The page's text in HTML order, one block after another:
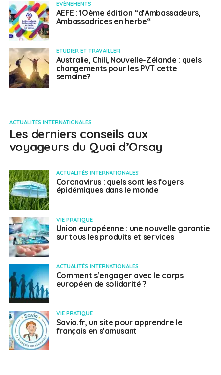
EVÈNEMENTS
AEFE : 1Oème édition “d’Ambassadeurs,
Ambassadrices en herbe“
ETUDIER ET TRAVAILLER
Australie, Chili, Nouvelle-Zélande : quels
changements pour les PVT cette
semaine?
ACTUALITÉS INTERNATIONALES
Les derniers conseils aux
voyageurs du Quai d’Orsay
ACTUALITÉS INTERNATIONALES
Coronavirus : quels sont les foyers
épidémiques dans le monde
VIE PRATIQUE
Union européenne : une nouvelle garantie
sur tous les produits et services
ACTUALITÉS INTERNATIONALES
Comment s’engager avec le corps
européen de solidarité ?
VIE PRATIQUE
Savio.fr, un site pour apprendre le
français en s’amusant